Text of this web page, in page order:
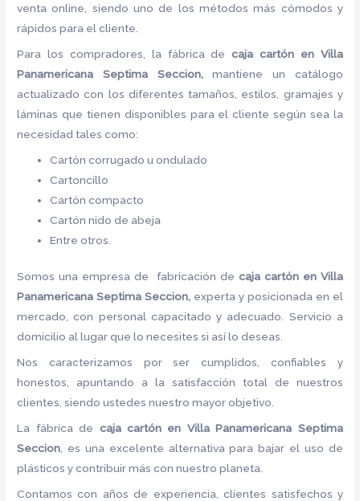
venta online, siendo uno de los métodos más cómodos y
rápidos para el cliente.
Para los compradores, la fábrica decaja cartón en Villa
Panamericana Septima Seccion,mantiene un catálogo
actualizado con los diferentes tamaños, estilos, gramajes y
láminas que tienen disponibles para el cliente según sea la
necesidad tales como:
Cartón corrugado u ondulado
Cartoncillo
Cartón compacto
Cartón nido de abeja
Entre otros.
Somos una empresa de fabricación de caja cartón en Villa
Panamericana Septima Seccion, experta y posicionada en el
mercado, con personal capacitado y adecuado. Servicio a
domicilio al lugar que lo necesites si así lo deseas.
Nos caracterizamos por ser cumplidos, confiables y
honestos, apuntando a la satisfacción total de nuestros
clientes, siendo ustedes nuestro mayor objetivo.
La fábrica de caja cartón en Villa Panamericana Septima
Seccion , es una excelente alternativa para bajar el uso de
plásticos y contribuir más con nuestro planeta.
Contamos con años de experiencia, clientes satisfechos y